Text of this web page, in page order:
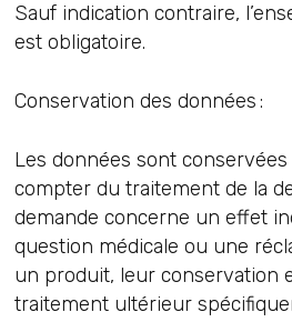
Sauf indication contraire,
est obligatoire.
Conservation des données :
Les données sont
compter du traitement de la
demande concerne un effet
question médicale ou une
un produit, leur conservation
traitement ultérieur